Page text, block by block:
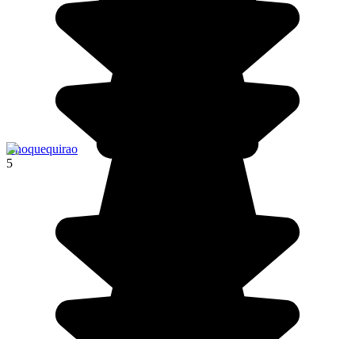
Choquequirao
5